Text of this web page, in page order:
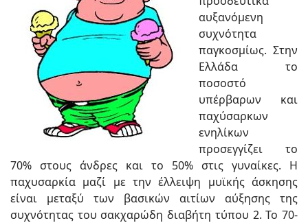
αυξανόμενη
συχνότητα
παγκοσμίως. Στην
Ελλάδα το
ποσοστό
υπέρβαρων και
παχύσαρκων
ενηλίκων
προσεγγίζει το
70% στους άνδρες και το 50% στις γυναίκες. Η
παχυσαρκία μαζί με την έλλειψη μυϊκής άσκησης
είναι μεταξύ των βασικών αιτίων αύξησης της
συχνότητας του σακχαρώδη διαβήτη τύπου 2. Το 70-